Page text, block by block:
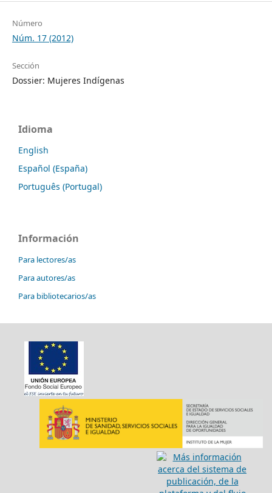
Número
Núm. 17 (2012)
Sección
Dossier: Mujeres Indígenas
Idioma
English
Español (España)
Português (Portugal)
Información
Para lectores/as
Para autores/as
Para bibliotecarios/as